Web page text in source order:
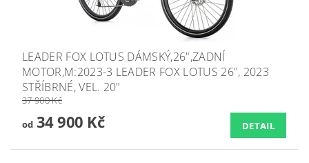
LEADER FOX LOTUS DÁMSKÝ,26",ZADNÍ
MOTOR,M:2023-3 LEADER FOX LOTUS 26", 2023
STŘÍBRNÉ, VEL. 20"
37 900 Kč
od34 900 Kč DETAIL